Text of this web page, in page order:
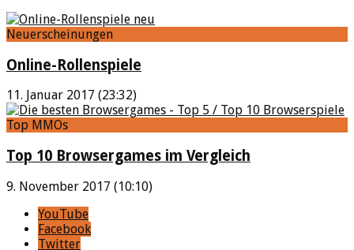
Neuerscheinungen
Online-Rollenspiele
11. Januar 2017 (23:32)
Top MMOs
Top 10 Browsergames im Vergleich
9. November 2017 (10:10)
YouTube
Facebook
Twitter